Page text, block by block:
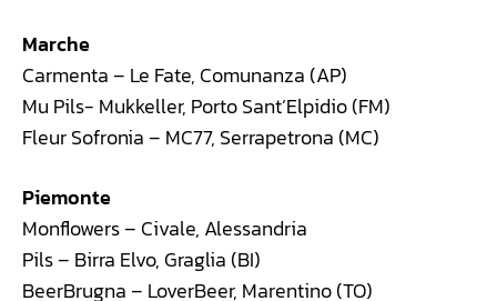
Marche
Carmenta – Le Fate, Comunanza (AP)
Mu Pils- Mukkeller, Porto Sant’Elpidio (FM)
Fleur Sofronia – MC77, Serrapetrona (MC)
Piemonte
Monflowers – Civale, Alessandria
Pils – Birra Elvo, Graglia (BI)
BeerBrugna – LoverBeer, Marentino (TO)